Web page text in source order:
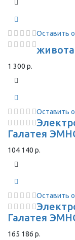
Оставить
живота
1 300 р.
Оставить
Галатея
104 140 р.
Оставить
Галатея
165 186 р.